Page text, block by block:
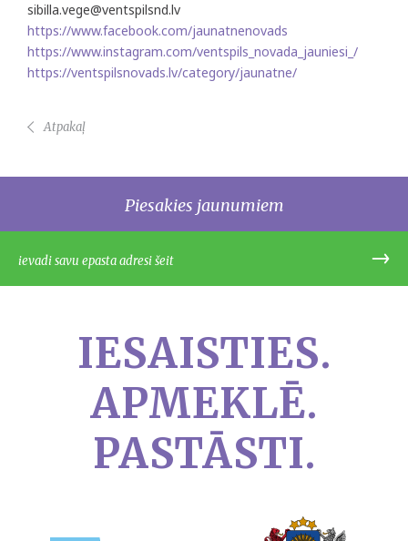
sibilla.vege@ventspilsnd.lv
https://www.facebook.com/jaunatnenovads
https://www.instagram.com/ventspils_novada_jauniesi_/
https://ventspilsnovads.lv/category/jaunatne/
Atpakaļ
Piesakies jaunumiem
IESAISTIES.
APMEKLĒ.
PASTĀSTI.